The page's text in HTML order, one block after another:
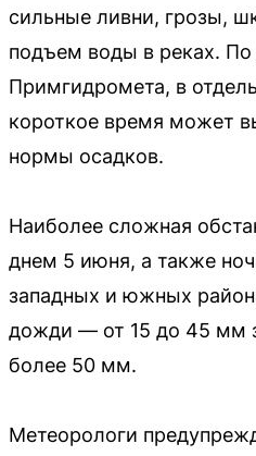
сильные ливни, грозы,
подъем воды в реках.
Примгидромета, в
короткое время может
нормы осадков.
Наиболее сложная
днем 5 июня, а также
западных и южных
дожди — от 15 до 45 мм
более 50 мм.
Метеорологи